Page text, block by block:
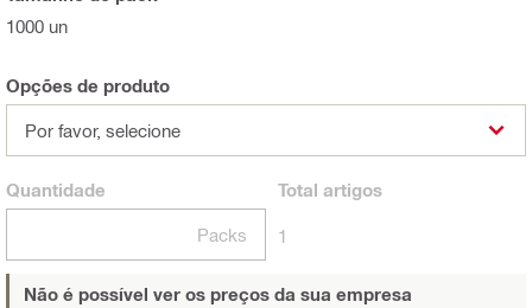
1000 un
Opções de produto
Por favor, selecione
Quantidade
Packs
Total artigos
1
Não é possível ver os preços da sua empresa